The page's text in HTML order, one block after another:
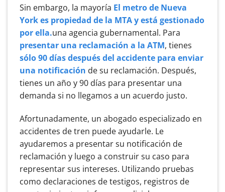
Sin embargo, la mayoría El metro de Nueva
York es propiedad de la MTA y está gestionado
por ella.una agencia gubernamental. Para
presentar una reclamación a la ATM, tienes
sólo 90 días después del accidente para enviar
una notificación de su reclamación. Después,
tienes un año y 90 días para presentar una
demanda si no llegamos a un acuerdo justo.
Afortunadamente, un abogado especializado en
accidentes de tren puede ayudarle. Le
ayudaremos a presentar su notificación de
reclamación y luego a construir su caso para
representar sus intereses. Utilizando pruebas
como declaraciones de testigos, registros de